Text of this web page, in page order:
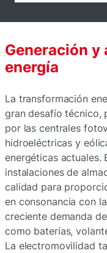
Generación y
energía
La transformación
gran desafío técnico,
por las centrales
hidroeléctricas y
energéticas actuales.
instalaciones de
calidad para
en consonancia con
creciente demanda
como baterías,
La electromovilidad